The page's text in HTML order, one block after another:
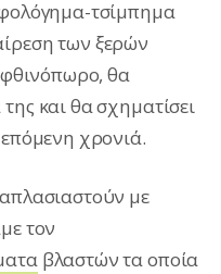
τσίμπημα
των ξερών
θα
και θα σχηματίσει
χρονιά.
με
τον
βλαστών τα οποία